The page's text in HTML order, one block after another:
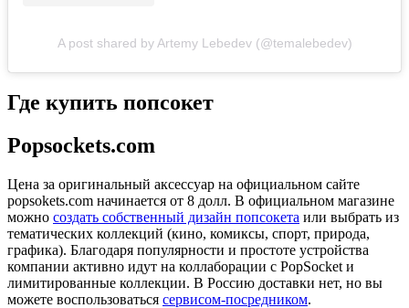
A post shared by Artemy Lebedev (@temalebedev)
Где купить попсокет
Popsockets.com
Цена за оригинальный аксессуар на официальном сайте
popsokets.com начинается от 8 долл. В официальном магазине
можно создать собственный дизайн попсокета или выбрать из
тематических коллекций (кино, комиксы, спорт, природа,
графика). Благодаря популярности и простоте устройства
компании активно идут на коллаборации с PopSocket и
лимитированные коллекции. В Россию доставки нет, но вы
можете воспользоваться сервисом-посредником.